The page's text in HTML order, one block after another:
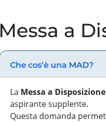
Messa a
Che cos'è una MAD?
La Messa a
aspirante supplente.
Questa domanda